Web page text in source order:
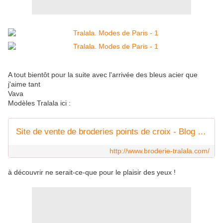
A tout bientôt pour la suite avec l'arrivée des bleus acier que
j'aime tant
Vava
Modèles Tralala ici :
Site de vente de broderies points de croix - Blog de broderie
http://www.broderie-tralala.com/
à découvrir ne serait-ce-que pour le plaisir des yeux !